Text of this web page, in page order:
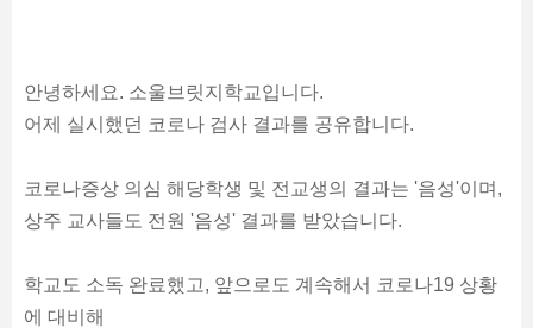
안녕하세요. 소울브릿지학교입니다.
어제 실시했던 코로나 검사 결과를 공유합니다.
코로나증상 의심 해당학생 및 전교생의 결과는 '음성'이며,
상주 교사들도 전원 '음성' 결과를 받았습니다.
학교도 소독 완료했고, 앞으로도 계속해서 코로나19 상황
에 대비해